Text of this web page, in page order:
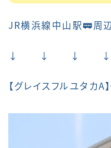
JR横浜線中山駅🚃周
↓ ↓ ↓
【グレイスフルユタカA